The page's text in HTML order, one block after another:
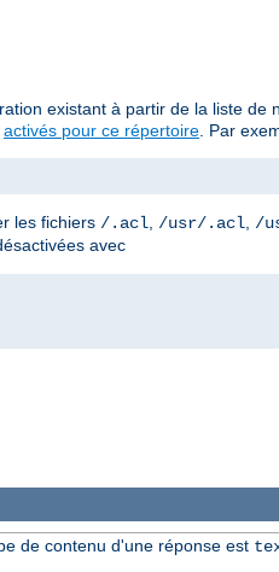
existant à partir de la liste de
activés pour ce répertoire . Par
les fichiers /.acl /usr/.acl /
avec
de contenu d'une réponse est